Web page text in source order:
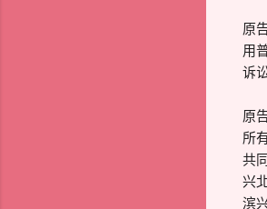
原
用
诉
原
所
共
兴
滨